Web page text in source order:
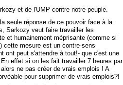
et de l'UMP contre notre peuple.
seule réponse de ce pouvoir face à la
Sarkozy veut faire travailler les
et humainement méprisante (comme si
cette mesure est un contre-sens
ont peut s'attendre à tout!- que c'est une
effet si on les fait travailler 7 heures par
ne pas créer de vrais emplois ! A
pour supprimer de vrais emplois?!